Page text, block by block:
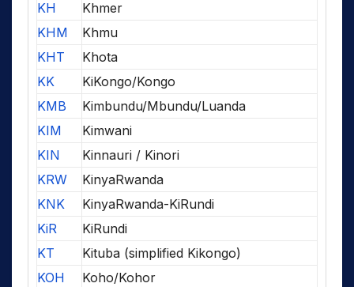
KH
Khmer
KHM
Khmu
KHT
Khota
KK
KiKongo/Kongo
KMB
Kimbundu/Mbundu/Luanda
KIM
Kimwani
KIN
Kinnauri / Kinori
KRW
KinyaRwanda
KNK
KinyaRwanda-KiRundi
KiR
KiRundi
KT
Kituba (simplified Kikongo)
KOH
Koho/Kohor